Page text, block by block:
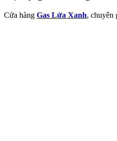
Cửa hàng Gas Lửa Xanh, chuyên